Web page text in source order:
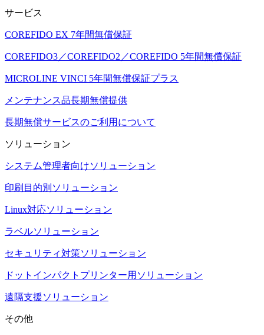
サービス
COREFIDO EX 7年間無償保証
COREFIDO3／COREFIDO2／COREFIDO 5年間無償保証
MICROLINE VINCI 5年間無償保証プラス
メンテナンス品長期無償提供
長期無償サービスのご利用について
ソリューション
システム管理者向けソリューション
印刷目的別ソリューション
Linux対応ソリューション
ラベルソリューション
セキュリティ対策ソリューション
ドットインパクトプリンター用ソリューション
遠隔支援ソリューション
その他